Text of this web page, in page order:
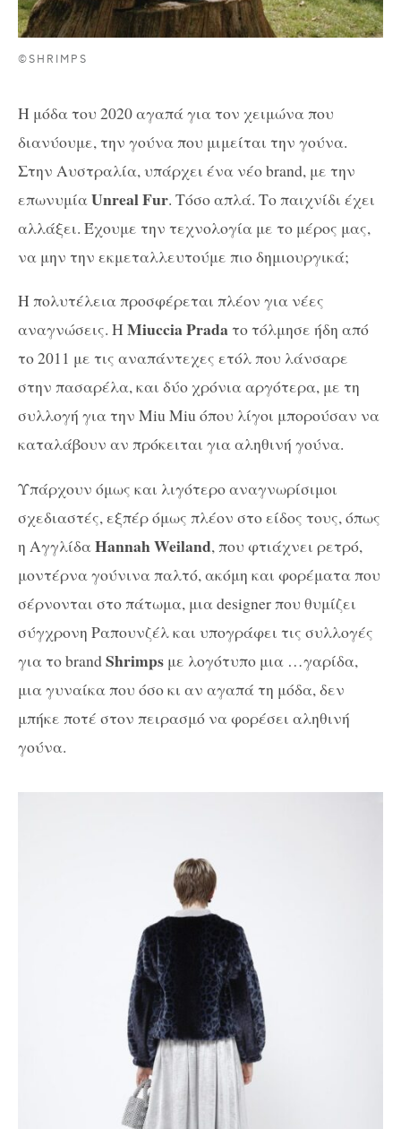
©SHRIMPS
Η μόδα του 2020 αγαπά για τον χειμώνα που
διανύουμε, την γούνα που μιμείται την γούνα.
Στην Αυστραλία, υπάρχει ένα νέο brand, με την
επωνυμίαUnreal Fur. Τόσο απλά. Το παιχνίδι έχει
αλλάξει. Έχουμε την τεχνολογία με το μέρος μας,
να μην την εκμεταλλευτούμε πιο δημιουργικά;
H πολυτέλεια προσφέρεται πλέον για νέες
αναγνώσεις. Η Μiuccia Pradaτο τόλμησε ήδη από
το 2011 με τις αναπάντεχες ετόλ που λάνσαρε
στην πασαρέλα, και δύο χρόνια αργότερα, με τη
συλλογή για την Μiu Miu όπου λίγοι μπορούσαν να
καταλάβουν αν πρόκειται για αληθινή γούνα.
Υπάρχουν όμως και λιγότερο αναγνωρίσιμοι
σχεδιαστές, εξπέρ όμως πλέον στο είδος τους, όπως
η ΑγγλίδαΗannah Weiland, που φτιάχνει ρετρό,
μοντέρνα γούνινα παλτό, ακόμη και φορέματα που
σέρνονται στο πάτωμα, μια designer που θυμίζει
σύγχρονη Ραπουνζέλ και υπογράφει τις συλλογές
για το brandShrimps με λογότυπο μια …γαρίδα,
μια γυναίκα που όσο κι αν αγαπά τη μόδα, δεν
μπήκε ποτέ στον πειρασμό να φορέσει αληθινή
γούνα.